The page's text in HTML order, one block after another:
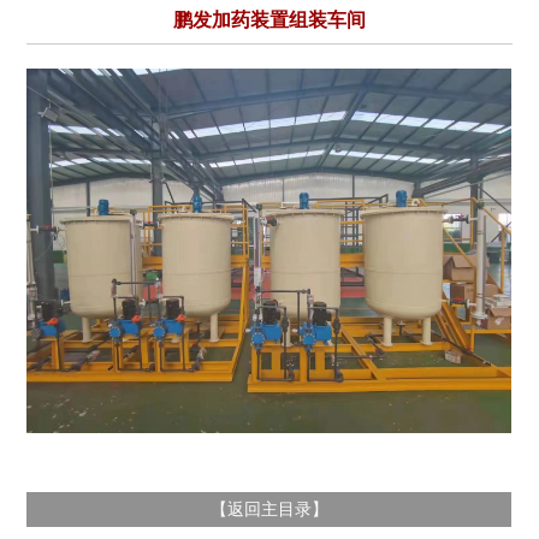
鹏发加药装置组装车间
【 返回主目录 】